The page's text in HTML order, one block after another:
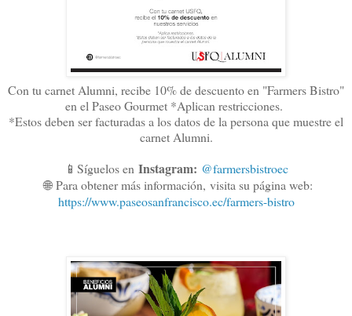
Con tu carnet Alumni, recibe 10% de descuento en "Farmers Bistro"
en el Paseo Gourmet *Aplican restricciones.
*Estos deben ser facturadas a los datos de la persona que muestre el
carnet Alumni.
📱Síguelos en Instagram: @farmersbistroec
🌐Para obtener más información, visita su página web:
https://www.paseosanfrancisco.ec/farmers-bistro